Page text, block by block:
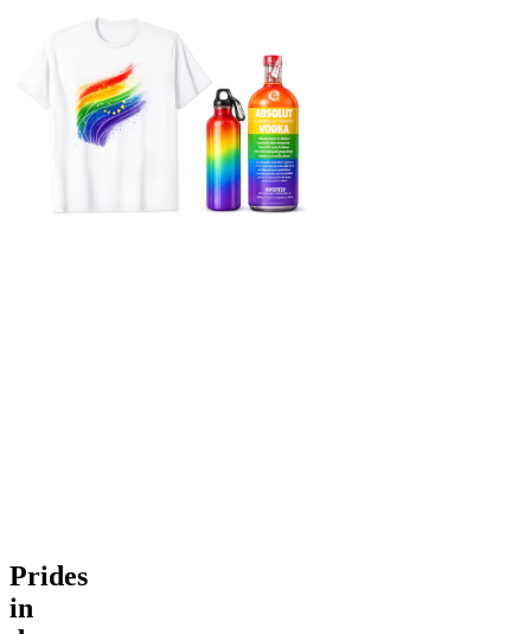
Prides
in